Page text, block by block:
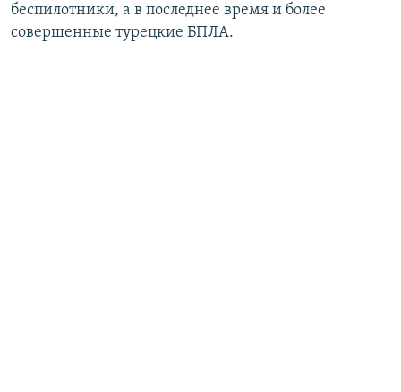
беспилотники, а в последнее время и более
совершенные турецкие БПЛА.